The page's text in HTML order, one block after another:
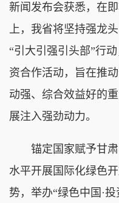
新闻发布会获悉，在
上，我省将坚持强龙
“引大引强引头部”行
资合作活动，旨在推
动强、综合效益好的
展注入强劲动力。
锚定国家赋予甘肃
水平开展国际化绿色
势，举办“绿色中国·